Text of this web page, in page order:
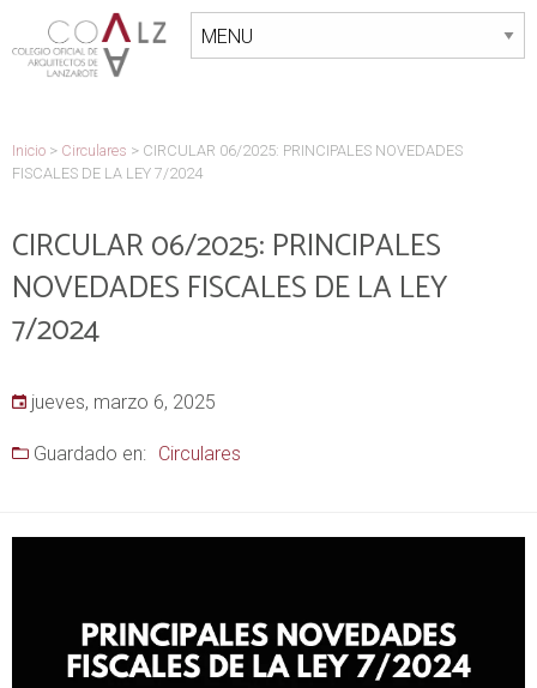
Inicio > Circulares > CIRCULAR 06/2025: PRINCIPALES NOVEDADES
FISCALES DE LA LEY 7/2024
CIRCULAR 06/2025: PRINCIPALES
NOVEDADES FISCALES DE LA LEY
7/2024
jueves, marzo 6, 2025
Guardado en: Circulares